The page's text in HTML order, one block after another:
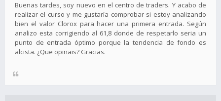
Buenas tardes, soy nuevo en el centro de traders. Y acabo de
realizar el curso y me gustaría comprobar si estoy analizando
bien el valor Clorox para hacer una primera entrada. Según
analizo esta corrigiendo al 61,8 donde de respetarlo seria un
punto de entrada óptimo porque la tendencia de fondo es
alcista. ¿Que opinais? Gracias.